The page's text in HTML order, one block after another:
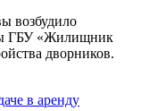
возбудило
ГБУ «Жилищник
дворников.